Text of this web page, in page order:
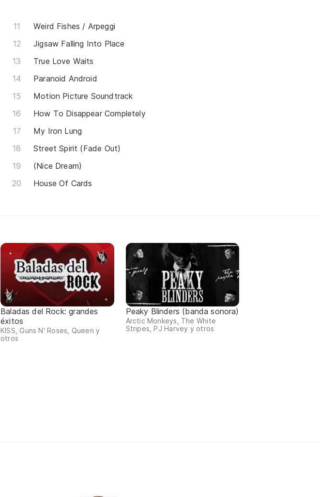
Weird Fishes / Arpeggi
Jigsaw Falling Into Place
True Love Waits
Paranoid Android
Motion Picture Soundtrack
How To Disappear Completely
My Iron Lung
Street Spirit (Fade Out)
(Nice Dream)
House Of Cards
Baladas del Rock: grandes
éxitos
KISS, Guns N' Roses, Queen y
otros
Peaky Blinders (banda sonora)
Arctic Monkeys, The White
Stripes, PJ Harvey y otros